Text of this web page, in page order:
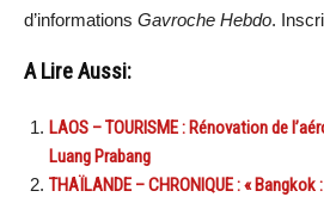
d’informations Gavroche Hebdo.
A Lire Aussi:
LAOS – TOURISME : Rénovation de
Luang Prabang
THAÏLANDE – CHRONIQUE : «